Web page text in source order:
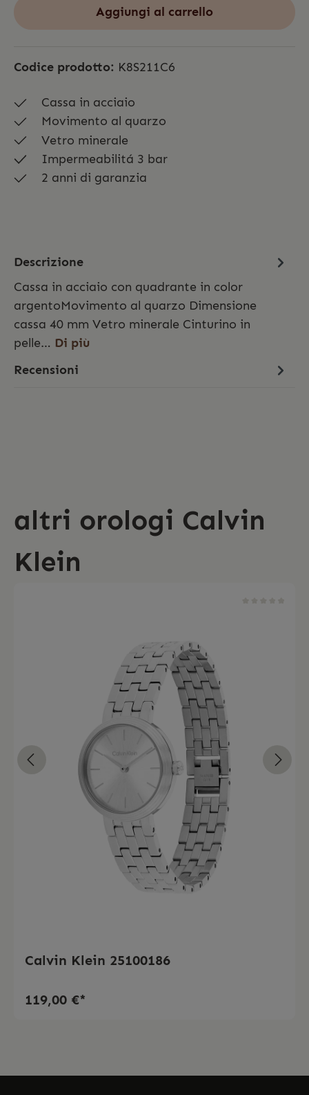
Aggiungi al carrello
Codice prodotto: K8S211C6
Cassa in acciaio
Movimento al quarzo
Vetro minerale
Impermeabilitá 3 bar
2 anni di garanzia
Descrizione
Cassa in acciaio con quadrante in color
argentoMovimento al quarzo Dimensione
cassa 40 mm Vetro minerale Cinturino in
pelle… Di più
Recensioni
altri orologi Calvin
Klein
Calvin Klein 25100186
119,00 €*